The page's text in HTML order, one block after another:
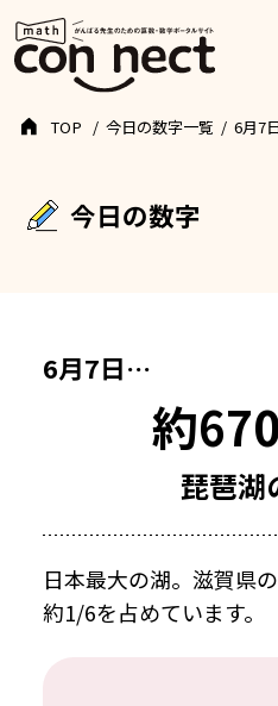
今日の数字
TOP 今日の数字一覧 6月7
6月7日…
約
琵琶湖
日本最大の湖。滋賀県
約1/6を占めています。